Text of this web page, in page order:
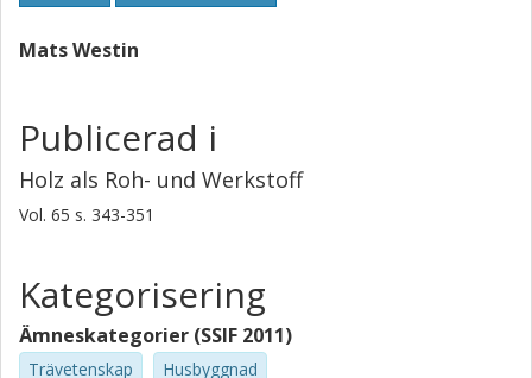
Mats Westin
Publicerad i
Holz als Roh- und Werkstoff
Vol. 65 s. 343-351
Kategorisering
Ämneskategorier (SSIF 2011)
Trävetenskap Husbyggnad